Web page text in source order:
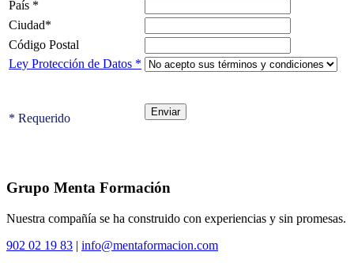
País *
Ciudad*
Código Postal
Ley Protección de Datos *
* Requerido
Grupo Menta Formación
Nuestra compañía se ha construido con experiencias y sin promesas.
902 02 19 83 | info@mentaformacion.com